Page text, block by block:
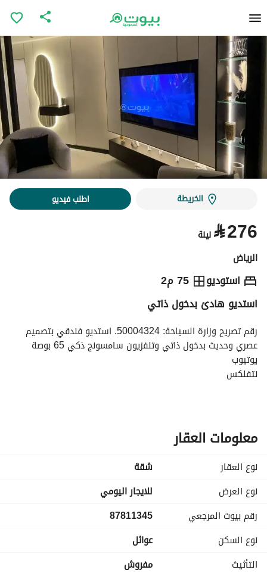
الخريطة اطلب فيديو
⃁276 ليلة
الرياض
استوديو 75 م2 ⃁
276 يومياً
السياحة الاماكن القريبة
استديو هادئ بدخول ذاتي
عصري وحديث بدخول ‎ذاتي وتلفزيون سامسونج ذكي 65 بوصة
يوتيوب
نتفلكس
١٠ دقيقة موسم الرياض وجميع الفعاليات
معلومات العقار
نوع العقار
شقة
نوع العرض
للايجار اليومي
رقم بيوت المرجعي
87811345
نوع السكن
عوائل
التأثيث
مفروش